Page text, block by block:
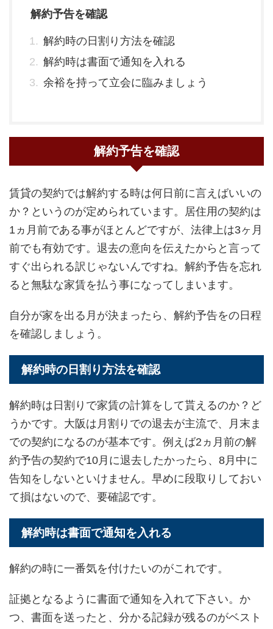
解約予告を確認
解約時の日割り方法を確認
解約時は書面で通知を入れる
余裕を持って立会に臨みましょう
解約予告を確認
賃貸の契約では解約する時は何日前に言えばいいの
か？というのが定められています。居住用の契約は
1ヵ月前である事がほとんどですが、法律上は3ヶ月
前でも有効です。退去の意向を伝えたからと言って
すぐ出られる訳じゃないんですね。解約予告を忘れ
ると無駄な家賃を払う事になってしまいます。
自分が家を出る月が決まったら、解約予告をの日程
を確認しましょう。
解約時の日割り方法を確認
解約時は日割りで家賃の計算をして貰えるのか？ど
うかです。大阪は月割りでの退去が主流で、月末ま
での契約になるのが基本です。例えば2ヵ月前の解
約予告の契約で10月に退去したかったら、8月中に
告知をしないといけません。早めに段取りしておい
て損はないので、要確認です。
解約時は書面で通知を入れる
解約の時に一番気を付けたいのがこれです。
証拠となるように書面で通知を入れて下さい。か
つ、書面を送ったと、分かる記録が残るのがベスト